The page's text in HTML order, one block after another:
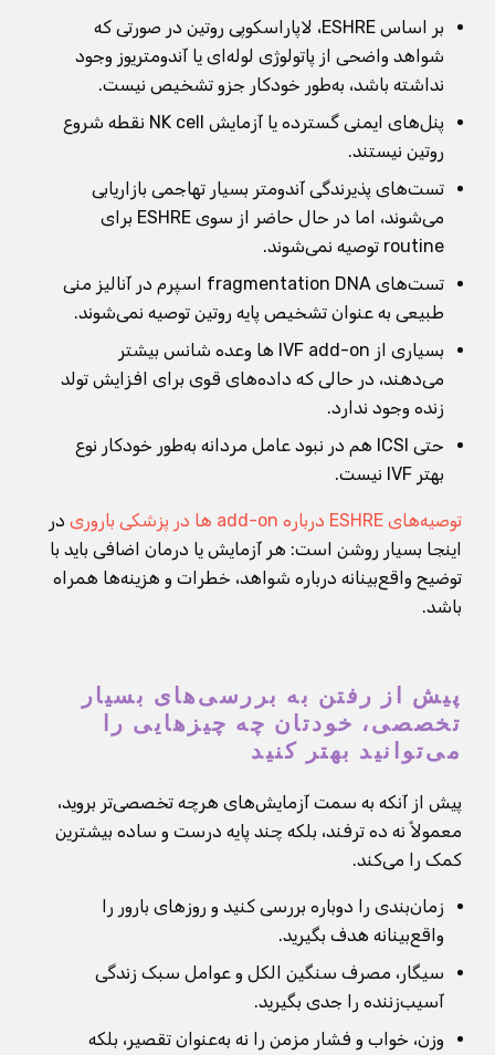
بر اساس ESHRE، لاپاراسکوپی روتین در صورتی که
شواهد واضحی از پاتولوژی لوله‌ای یا آندومتریوز وجود
نداشته باشد، به‌طور خودکار جزو تشخیص نیست.
پنل‌های ایمنی گسترده یا آزمایش NK cell نقطه شروع
روتین نیستند.
تست‌های پذیرندگی آندومتر بسیار تهاجمی بازاریابی
می‌شوند، اما در حال حاضر از سوی ESHRE برای
routine توصیه نمی‌شوند.
تست‌های fragmentation DNA اسپرم در آنالیز منی
طبیعی به عنوان تشخیص پایه روتین توصیه نمی‌شوند.
بسیاری از IVF add-on ها وعده شانس بیشتر
می‌دهند، در حالی که داده‌های قوی برای افزایش تولد
زنده وجود ندارد.
حتی ICSI هم در نبود عامل مردانه به‌طور خودکار نوع
بهتر IVF نیست.
توصیه‌های ESHRE درباره add-on ها در پزشکی باروری
در
اینجا بسیار روشن است: هر آزمایش یا درمان اضافی باید با
توضیح واقع‌بینانه درباره شواهد، خطرات و هزینه‌ها همراه
باشد.
پیش از رفتن به بررسی‌های بسیار
تخصصی، خودتان چه چیزهایی را
می‌توانید بهتر کنید
پیش از آنکه به سمت آزمایش‌های هرچه تخصصی‌تر بروید،
معمولاً نه ده ترفند، بلکه چند پایه درست و ساده بیشترین
کمک را می‌کند.
زمان‌بندی را دوباره بررسی کنید و روزهای بارور را
واقع‌بینانه هدف بگیرید.
سیگار، مصرف سنگین الکل و عوامل سبک زندگی
آسیب‌زننده را جدی بگیرید.
وزن، خواب و فشار مزمن را نه به‌عنوان تقصیر، بلکه